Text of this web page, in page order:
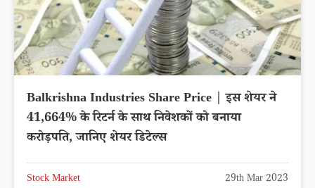
Balkrishna Industries Share Price | इस शेयर ने
41,664% के रिटर्न के साथ निवेशकों को बनाया
करोड़पति, जानिए शेयर डिटेल्स
Stock Market 29th Mar 2023